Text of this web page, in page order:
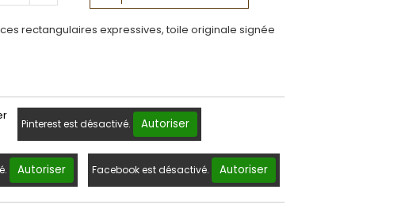
rectangulaires expressives, toile originale signée
Pinterest est désactivé. Autoriser
Autoriser Facebook est désactivé. Autoriser